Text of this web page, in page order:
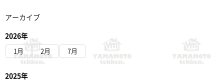
アーカイブ
2026年
1月 2月 7月
2025年